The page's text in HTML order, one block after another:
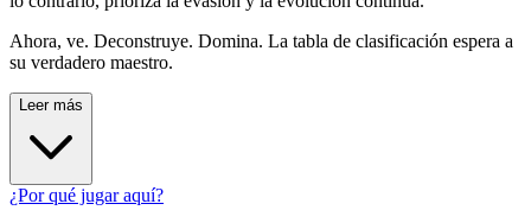
Ahora, ve. Deconstruye. Domina. La tabla de clasificación espera a
su verdadero maestro.
Leer más
¿Por qué jugar aquí?